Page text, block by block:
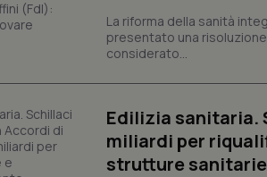
La riforma della sanità
presentato una
considerato...
Edilizia sanitaria.
miliardi per
strutture
_ga
PHPSESSID